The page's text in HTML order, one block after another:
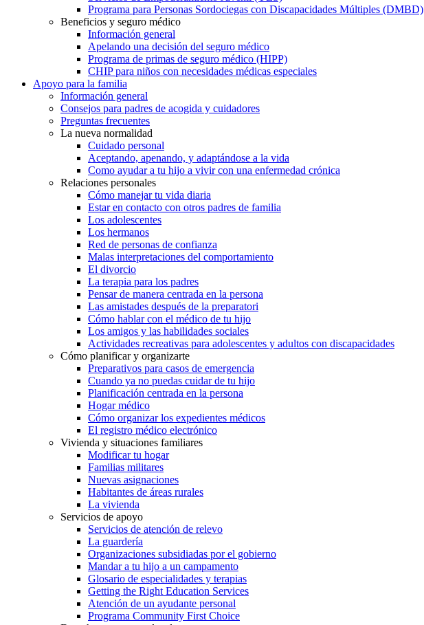
Programa para Personas Sordociegas con Discapacidades Múltiples (DMBD)
Beneficios y seguro médico
Información general
Apelando una decisión del seguro médico
Programa de primas de seguro médico (HIPP)
CHIP para niños con necesidades médicas especiales
Apoyo para la familia
Información general
Consejos para padres de acogida y cuidadores
Preguntas frecuentes
La nueva normalidad
Cuidado personal
Aceptando, apenando, y adaptándose a la vida
Como ayudar a tu hijo a vivir con una enfermedad crónica
Relaciones personales
Cómo manejar tu vida diaria
Estar en contacto con otros padres de familia
Los adolescentes
Los hermanos
Red de personas de confianza
Malas interpretaciones del comportamiento
El divorcio
La terapia para los padres
Pensar de manera centrada en la persona
Las amistades después de la preparatori
Cómo hablar con el médico de tu hijo
Los amigos y las habilidades sociales
Actividades recreativas para adolescentes y adultos con discapacidades
Cómo planificar y organizarte
Preparativos para casos de emergencia
Cuando ya no puedas cuidar de tu hijo
Planificación centrada en la persona
Hogar médico
Cómo organizar los expedientes médicos
El registro médico electrónico
Vivienda y situaciones familiares
Modificar tu hogar
Familias militares
Nuevas asignaciones
Habitantes de áreas rurales
La vivienda
Servicios de apoyo
Servicios de atención de relevo
La guardería
Organizaciones subsidiadas por el gobierno
Mandar a tu hijo a un campamento
Glosario de especialidades y terapias
Getting the Right Education Services
Atención de un ayudante personal
Programa Community First Choice